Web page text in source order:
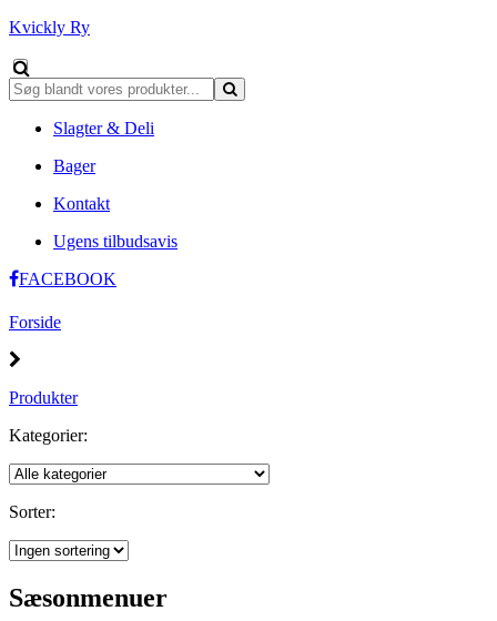
Kvickly Ry
Slagter & Deli
Bager
Kontakt
Ugens tilbudsavis
FACEBOOK
Forside
Produkter
Kategorier:
Sorter:
Sæsonmenuer